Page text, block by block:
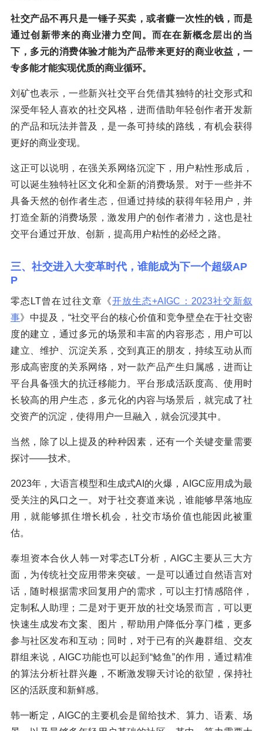
社交产品不再只是一锤子买卖，或者赚一次性的钱，而是
通过创新带来的商业潜力空间。而在在新概念层出的当
下，多元的消费体验才能为产品带来更好的商业收益，一
专多能才能实现优质的商业循环。
刘矿也表示，一些新兴社交平台凭借其独特的社交形式和
深受年轻人喜欢的社交风格，进而借助年轻创作者开发新
的产品和玩法并普及，是一条可持续的路线，有机会获得
更好的商业变现。
这正可以说明，在强关系网络沉淀下，用户粘性形成后，
可以诞生独特社区文化和全新的消费场景。对于一些并不
具备天然的创作者生态，但通过持续的获得年轻用户，并
打造全新的消费场景，激发用户的创作者潜力，这也是社
交平台通过开放、创新，提高用户粘性的必经之路。
三、社交进入大变革时代，谁能成为下一个超级AP
P
零态LT曾在过往文章《开放生态+AIGC：2023社交新叙
事》中提及，“社交平台的核心价值和竞争壁垒在于社交密
度的建立，通过多元的场景和丰富的内容形态，用户可以
建立、维护、沉淀关系，交到真正的朋友，持续互动从而
形成高密度的关系网络，对一款产品产生归属感，进而让
平台具备强大的抗迁移能力。平台形成活跃度高、使用时
长较高的用户生态，多元化的内容与场景后，就完成了社
交资产的沉淀，使得用户一旦融入，就会沉浸其中。
当然，除了以上提及的种种因素，还有一个关键变量需要
探讨——技术。
2023年，大语言模型和生成式AI的火爆，AIGC应用成为最
受关注的风口之一。对于社交赛道来说，谁能够早落地应
用，就能够抓住增长机会，社交市场价值也能因此被重
估。
泰坦资本合伙人韩一对零态LT分析，AIGC主要从三大方
面，为传统社交应用带来突破。一是可以通过自然语言对
话，随时根据需求回复用户的需求，可以主打情感陪伴，
定制私人助理；二是对于更开放的社交场景而言，可以更
快速生成发布文案、图片，帮助用户降低分享门槛，更多
参与社区发布和互动；同时，对于已有的兴趣群组、交友
群组来说，AIGC功能也可以起到“鲶鱼”的作用，通过精准
的算法分析社群兴趣，不断激发聊天讨论的欲望，保持社
区的活跃度和新鲜感。
韩一断定，AIGC的主要机会是留给技术、算力、语素、场